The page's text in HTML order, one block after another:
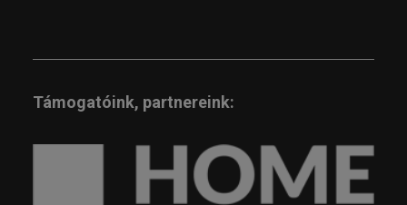
Támogatóink, partnereink: